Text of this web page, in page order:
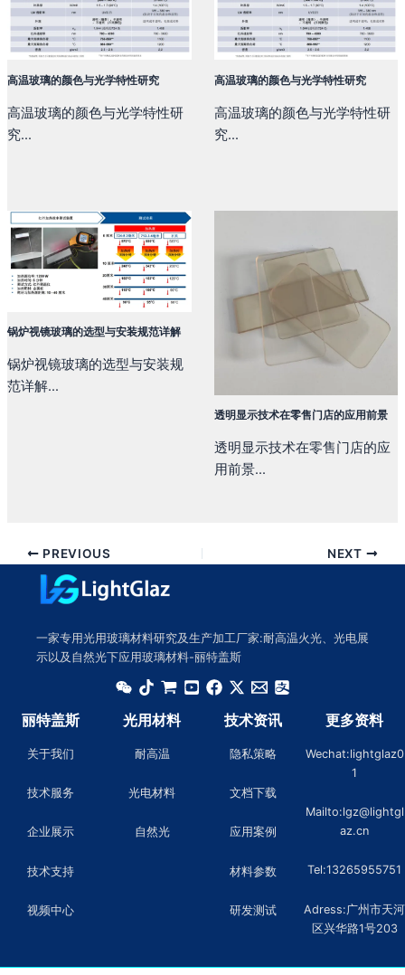
高温玻璃的颜色与光学特性研究
高温玻璃的颜色与光学特性研
究...
高温玻璃的颜色与光学特性研究
高温玻璃的颜色与光学特性研
究...
锅炉视镜玻璃的选型与安装规范详解
锅炉视镜玻璃的选型与安装规
范详解...
透明显示技术在零售门店的应用前景
透明显示技术在零售门店的应
用前景...
PREVIOUS NEXT
一家专用光用玻璃材料研究及生产加工厂家:耐高温火光、光电展
示以及自然光下应用玻璃材料-丽特盖斯
丽特盖斯
关于我们
技术服务
企业展示
技术支持
视频中心
光用材料
耐高温
光电材料
自然光
技术资讯
隐私策略
文档下载
应用案例
材料参数
研发测试
更多资料
Wechat:lightglaz0
1
Mailto:lgz@lightgl
az.cn
Tel:13265955751
Adress:广州市天河
区兴华路1号203